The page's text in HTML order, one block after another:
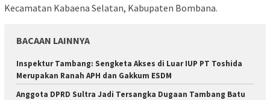
Kecamatan Kabaena Selatan, Kabupaten Bombana.
BACAAN LAINNYA
Inspektur Tambang: Sengketa Akses di Luar IUP PT Toshida
Merupakan Ranah APH dan Gakkum ESDM
Anggota DPRD Sultra Jadi Tersangka Dugaan Tambang Batu